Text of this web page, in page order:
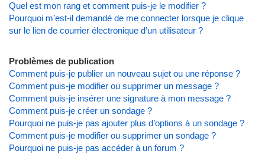
Quel est mon rang et comment puis-je le modifier ?
Pourquoi m’est-il demandé de me connecter lorsque je clique
sur le lien de courrier électronique d’un utilisateur ?
Problèmes de publication
Comment puis-je publier un nouveau sujet ou une réponse ?
Comment puis-je modifier ou supprimer un message ?
Comment puis-je insérer une signature à mon message ?
Comment puis-je créer un sondage ?
Pourquoi ne puis-je pas ajouter plus d’options à un sondage ?
Comment puis-je modifier ou supprimer un sondage ?
Pourquoi ne puis-je pas accéder à un forum ?